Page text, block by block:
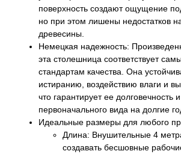
поверхность создают ощущение
но при этом лишены недостатков
древесины.
Немецкая надежность:
эта столешница соответствует
стандартам качества. Она
истиранию, воздействию влаги и
что гарантирует ее долговечность
первоначального вида на долгие
Идеальные размеры для любого
Длина: Внушительные 4
создавать бесшовные